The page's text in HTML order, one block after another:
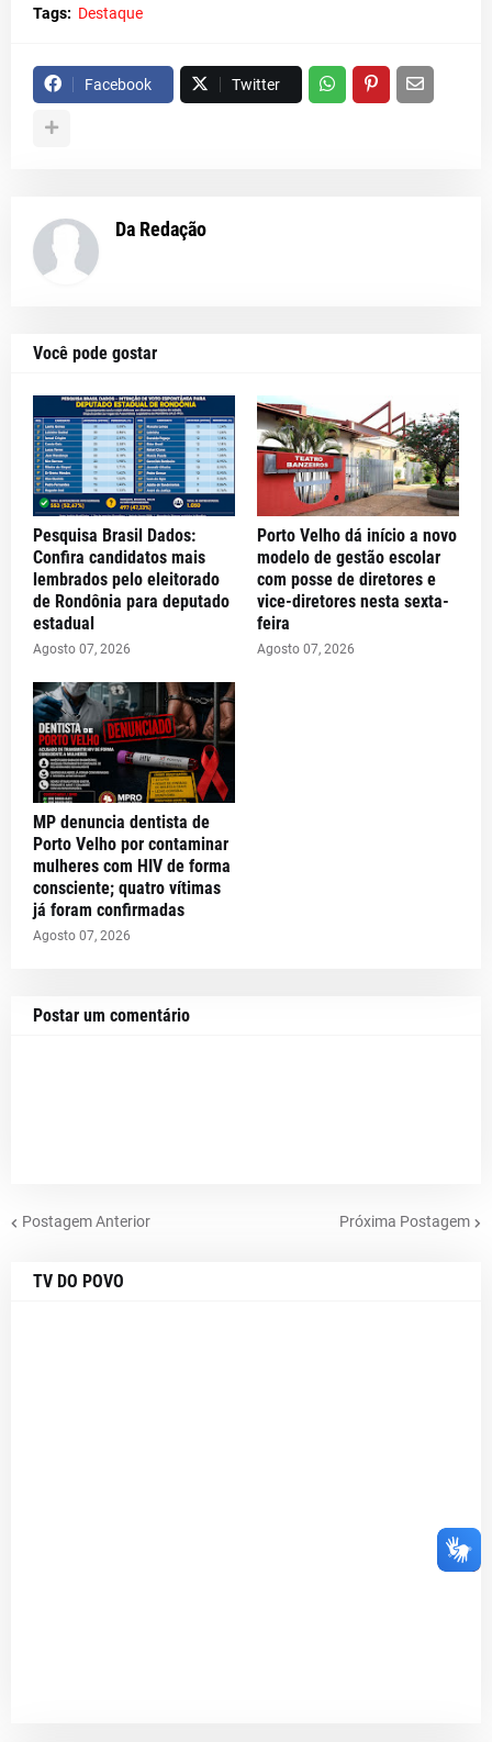
Tags: Destaque
Facebook Twitter
Da Redação
Você pode gostar
Pesquisa Brasil Dados:
Confira candidatos mais
lembrados pelo eleitorado
de Rondônia para deputado
estadual
Agosto 07, 2026
Porto Velho dá início a novo
modelo de gestão escolar
com posse de diretores e
vice-diretores nesta sexta-
feira
Agosto 07, 2026
MP denuncia dentista de
Porto Velho por contaminar
mulheres com HIV de forma
consciente; quatro vítimas
já foram confirmadas
Agosto 07, 2026
Postar um comentário
Postagem Anterior Próxima Postagem
TV DO POVO